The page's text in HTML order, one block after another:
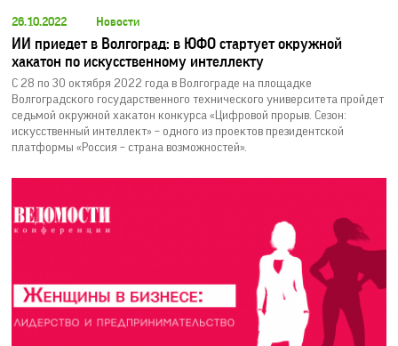
26.10.2022 Новости
ИИ приедет в Волгоград: в ЮФО стартует окружной
хакатон по искусственному интеллекту
C 28 по 30 октября 2022 года в Волгограде на площадке
Волгоградского государственного технического университета пройдет
седьмой окружной хакатон конкурса «Цифровой прорыв. Сезон:
искусственный интеллект» – одного из проектов президентской
платформы «Россия – страна возможностей».